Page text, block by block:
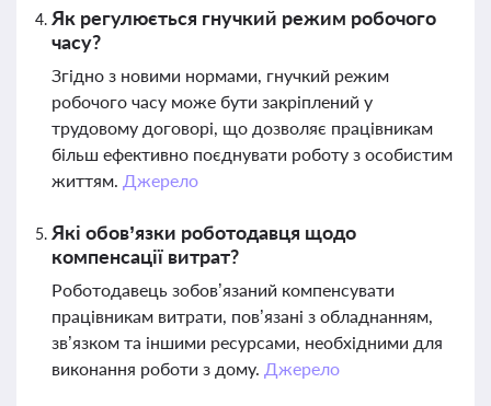
Як регулюється гнучкий режим робочого
часу?
Згідно з новими нормами, гнучкий режим
робочого часу може бути закріплений у
трудовому договорі, що дозволяє працівникам
більш ефективно поєднувати роботу з особистим
життям. Джерело
Які обов’язки роботодавця щодо
компенсації витрат?
Роботодавець зобов’язаний компенсувати
працівникам витрати, пов’язані з обладнанням,
зв’язком та іншими ресурсами, необхідними для
виконання роботи з дому. Джерело